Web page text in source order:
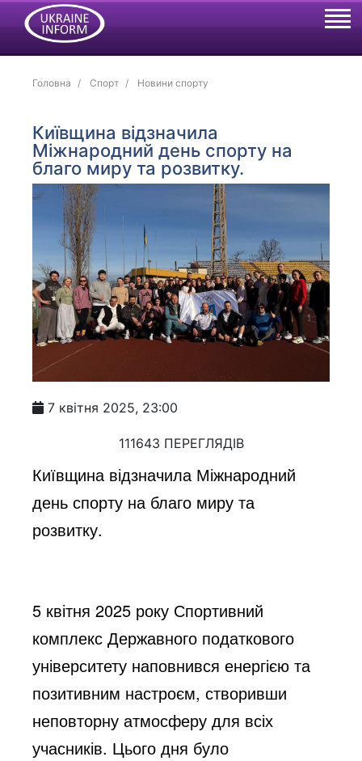
Головна Спорт Новини спорту
Київщина відзначила
Міжнародний день спорту на
благо миру та розвитку.
7 квітня 2025, 23:00
111643 ПЕРЕГЛЯДІВ
Київщина відзначила Міжнародний
день спорту на благо миру та
розвитку.
5 квітня 2025 року Спортивний
комплекс Державного податкового
університету наповнився енергією та
позитивним настроєм, створивши
неповторну атмосферу для всіх
учасників. Цього дня було